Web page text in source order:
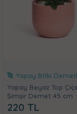
Yapay Bitki
Yapay Beyaz Top
Şimşir Demet 45 cm
220 TL